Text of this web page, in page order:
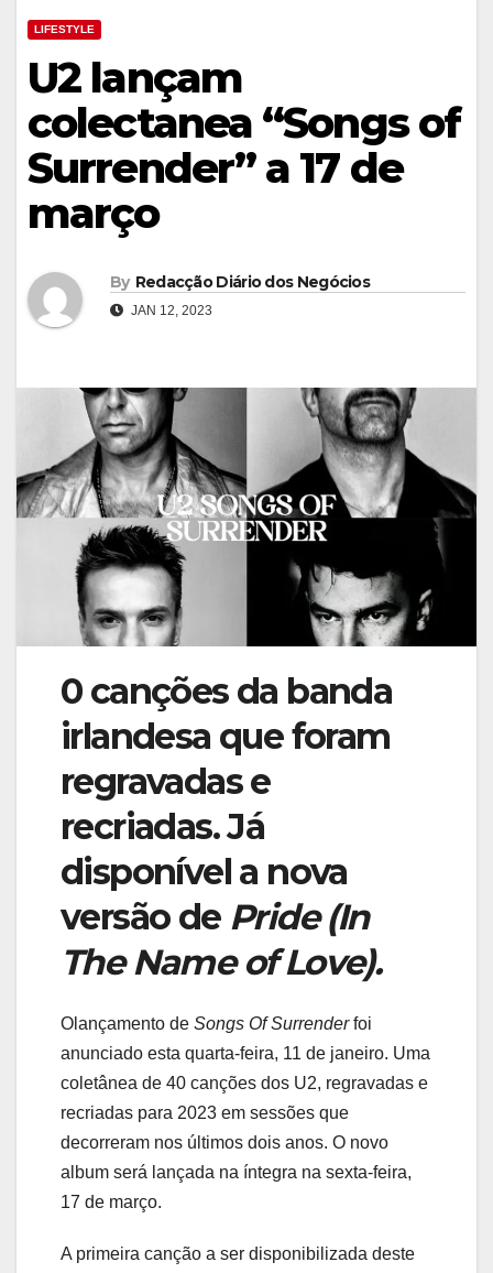
LIFESTYLE
U2 lançam
colectanea “Songs of
Surrender” a 17 de
março
By Redacção Diário dos Negócios
JAN 12, 2023
0 canções da banda
irlandesa que foram
regravadas e
recriadas. Já
disponível a nova
versão de Pride (In
The Name of Love).
Olançamento de Songs Of Surrenderfoi
anunciado esta quarta-feira, 11 de janeiro. Uma
coletânea de 40 canções dos U2, regravadas e
recriadas para 2023 em sessões que
decorreram nos últimos dois anos. O novo
album será lançada na íntegra na sexta-feira,
17 de março.
A primeira canção a ser disponibilizada deste